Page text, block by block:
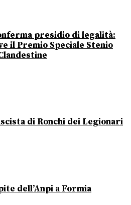
presidio di legalità:
il Premio Speciale Stenio
di Ronchi dei Legionari
dell’Anpi a Formia